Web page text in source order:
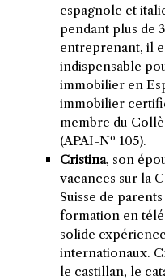
espagnole et
pendant plus de
entreprenant, il
indispensable
immobilier en
immobilier
membre du
(APAI-Nº 105).
Cristina, son
vacances sur la
Suisse de
formation en
solide
internationaux.
le castillan, le